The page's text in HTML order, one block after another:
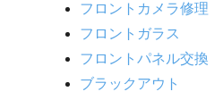
フロントカメラ修理
フロントガラス
フロントパネル交換
ブラックアウト